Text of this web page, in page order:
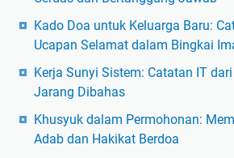
Kado Doa untuk Keluarga Baru:
Ucapan Selamat dalam Bingkai
Kerja Sunyi Sistem: Catatan IT
Jarang Dibahas
Khusyuk dalam Permohonan:
Adab dan Hakikat Berdoa